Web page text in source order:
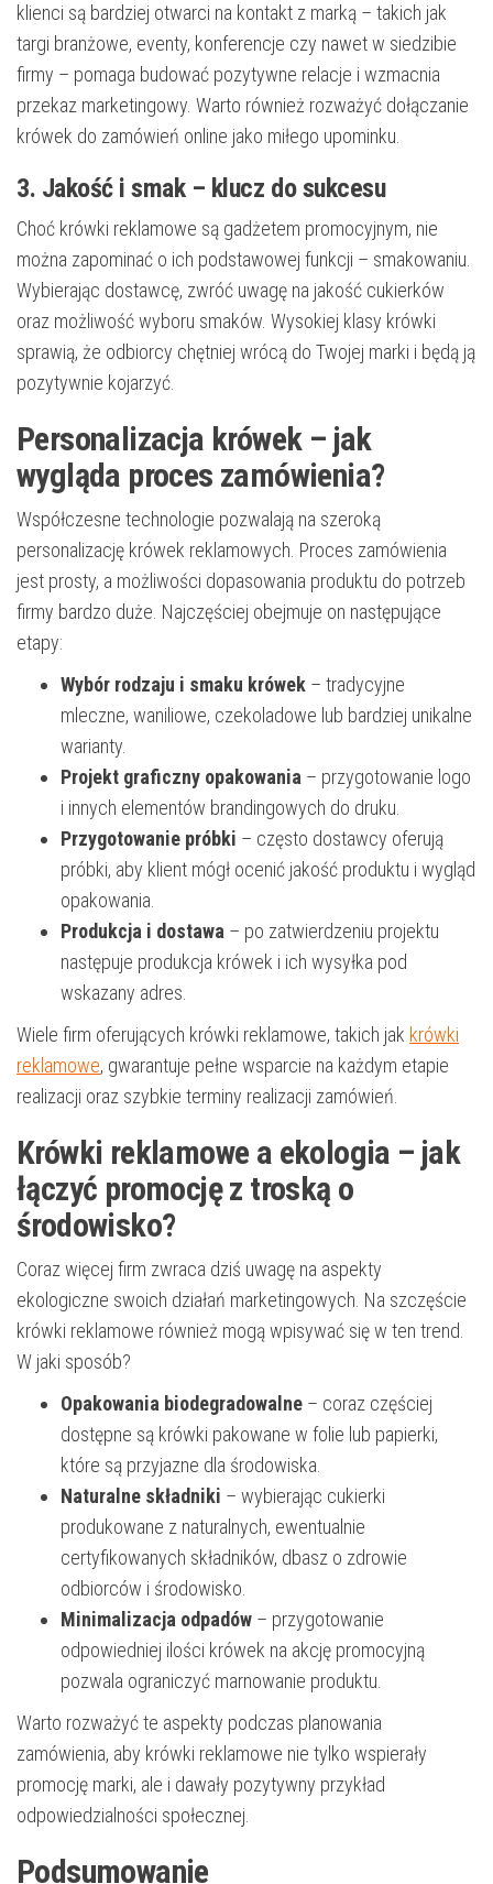
klienci są bardziej otwarci na kontakt z marką – takich jak
targi branżowe, eventy, konferencje czy nawet w siedzibie
firmy – pomaga budować pozytywne relacje i wzmacnia
przekaz marketingowy. Warto również rozważyć dołączanie
krówek do zamówień online jako miłego upominku.
3. Jakość i smak – klucz do sukcesu
Choć krówki reklamowe są gadżetem promocyjnym, nie
można zapominać o ich podstawowej funkcji – smakowaniu.
Wybierając dostawcę, zwróć uwagę na jakość cukierków
oraz możliwość wyboru smaków. Wysokiej klasy krówki
sprawią, że odbiorcy chętniej wrócą do Twojej marki i będą ją
pozytywnie kojarzyć.
Personalizacja krówek – jak
wygląda proces zamówienia?
Współczesne technologie pozwalają na szeroką
personalizację krówek reklamowych. Proces zamówienia
jest prosty, a możliwości dopasowania produktu do potrzeb
firmy bardzo duże. Najczęściej obejmuje on następujące
etapy:
Wybór rodzaju i smaku krówek – tradycyjne
mleczne, waniliowe, czekoladowe lub bardziej unikalne
warianty.
Projekt graficzny opakowania – przygotowanie logo
i innych elementów brandingowych do druku.
Przygotowanie próbki – często dostawcy oferują
próbki, aby klient mógł ocenić jakość produktu i wygląd
opakowania.
Produkcja i dostawa – po zatwierdzeniu projektu
następuje produkcja krówek i ich wysyłka pod
wskazany adres.
Wiele firm oferujących krówki reklamowe, takich jak krówki
reklamowe, gwarantuje pełne wsparcie na każdym etapie
realizacji oraz szybkie terminy realizacji zamówień.
Krówki reklamowe a ekologia – jak
łączyć promocję z troską o
środowisko?
Coraz więcej firm zwraca dziś uwagę na aspekty
ekologiczne swoich działań marketingowych. Na szczęście
krówki reklamowe również mogą wpisywać się w ten trend.
W jaki sposób?
Opakowania biodegradowalne – coraz częściej
dostępne są krówki pakowane w folie lub papierki,
które są przyjazne dla środowiska.
Naturalne składniki – wybierając cukierki
produkowane z naturalnych, ewentualnie
certyfikowanych składników, dbasz o zdrowie
odbiorców i środowisko.
Minimalizacja odpadów – przygotowanie
odpowiedniej ilości krówek na akcję promocyjną
pozwala ograniczyć marnowanie produktu.
Warto rozważyć te aspekty podczas planowania
zamówienia, aby krówki reklamowe nie tylko wspierały
promocję marki, ale i dawały pozytywny przykład
odpowiedzialności społecznej.
Podsumowanie